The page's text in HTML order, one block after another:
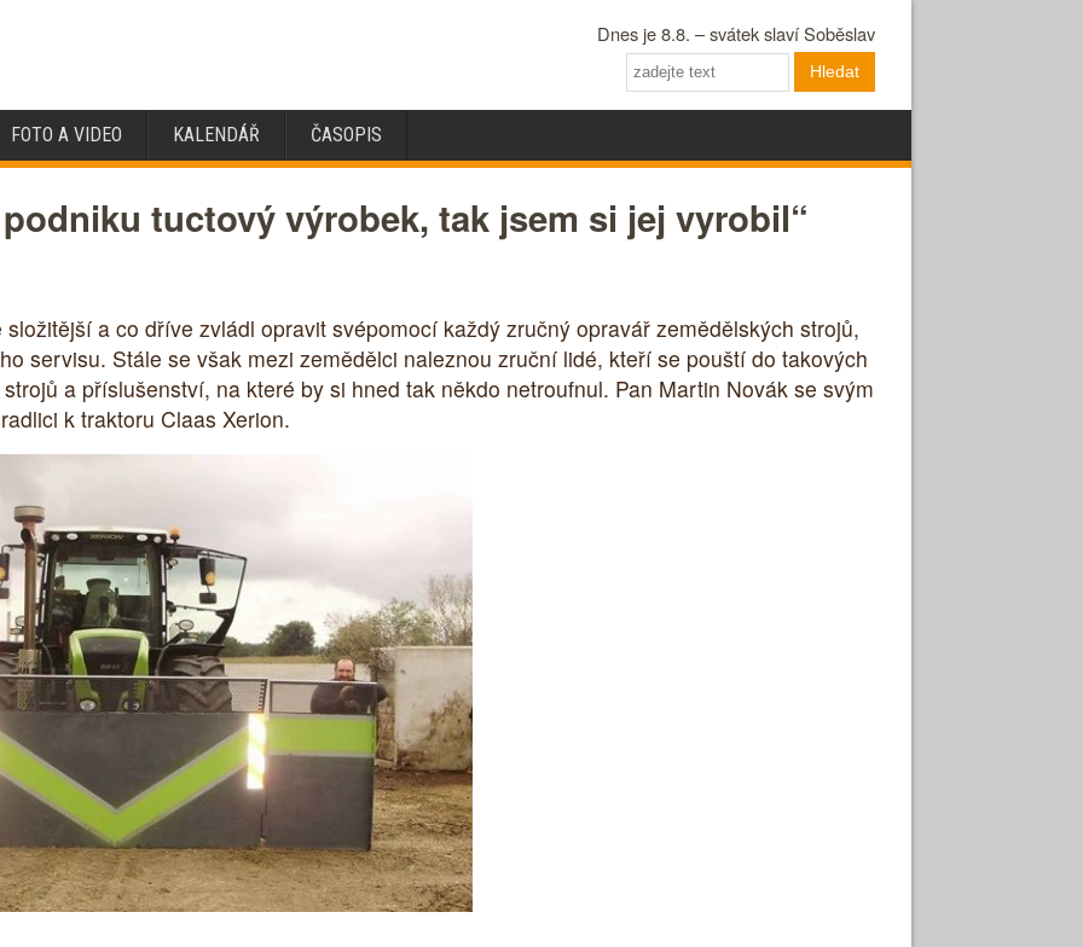
Dnes je 8.8. – svátek slaví Soběslav
Hledat
FOTO A VIDEO KALENDÁŘ ČASOPIS
tuctový výrobek, tak jsem si jej vyrobil“
a co dříve zvládl opravit svépomocí každý zručný opravář zemědělských strojů,
servisu. Stále se však mezi zemědělci naleznou zruční lidé, kteří se pouští do takových
a příslušenství, na které by si hned tak někdo netroufnul. Pan Martin Novák se svým
k traktoru Claas Xerion.